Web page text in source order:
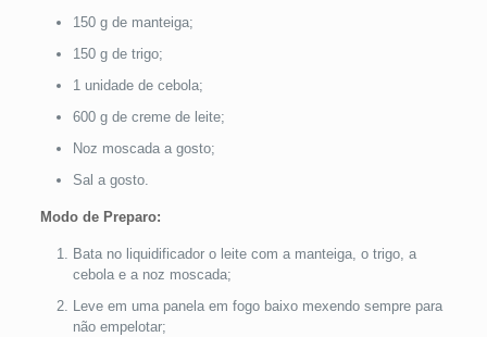
150 g de manteiga;
150 g de trigo;
1 unidade de cebola;
600 g de creme de leite;
Noz moscada a gosto;
Sal a gosto.
Modo de Preparo:
Bata no liquidificador o leite com a manteiga, o trigo, a
cebola e a noz moscada;
Leve em uma panela em fogo baixo mexendo sempre para
não empelotar;